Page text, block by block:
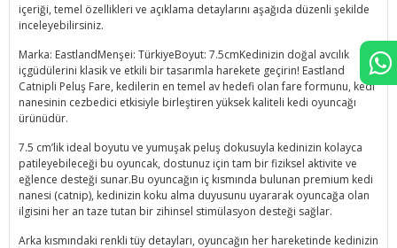
içeriği, temel özellikleri ve açıklama detaylarını aşağıda düzenli şekilde
inceleyebilirsiniz.
Marka: EastlandMenşei: TürkiyeBoyut: 7.5cmKedinizin doğal avcılık
içgüdülerini klasik ve etkili bir tasarımla harekete geçirin! Eastland
Catnipli Peluş Fare, kedilerin en temel av hedefi olan fare formunu, kedi
nanesinin cezbedici etkisiyle birleştiren yüksek kaliteli kedi oyuncağı
ürünüdür.
7.5 cm’lik ideal boyutu ve yumuşak peluş dokusuyla kedinizin kolayca
patileyebileceği bu oyuncak, dostunuz için tam bir fiziksel aktivite ve
eğlence desteği sunar.Bu oyuncağın iç kısmında bulunan premium kedi
nanesi (catnip), kedinizin koku alma duyusunu uyararak oyuncağa olan
ilgisini her an taze tutan bir zihinsel stimülasyon desteği sağlar.
Arka kısmındaki renkli tüy detayları, oyuncağın her hareketinde kedinizin